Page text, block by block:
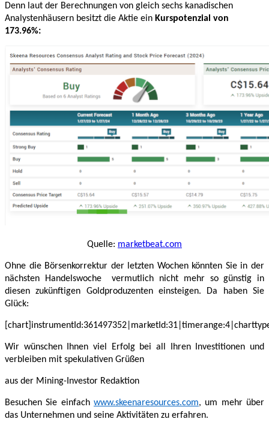
Denn laut der Berechnungen von gleich sechs kanadischen
Analystenhäusern besitzt die Aktie ein Kurspotenzial von
173.96%:
Quelle: marketbeat.com
Ohne die Börsenkorrektur der letzten Wochen könnten Sie in der
nächsten Handelswoche vermutlich nicht mehr so günstig in
diesen zukünftigen Goldproduzenten einsteigen. Da haben Sie
Glück:
Wir wünschen Ihnen viel Erfolg bei all Ihren Investitionen und
verbleiben mit spekulativen Grüßen
aus der Mining-Investor Redaktion
Besuchen Sie einfach www.skeenaresources.com, um mehr über
das Unternehmen und seine Aktivitäten zu erfahren.